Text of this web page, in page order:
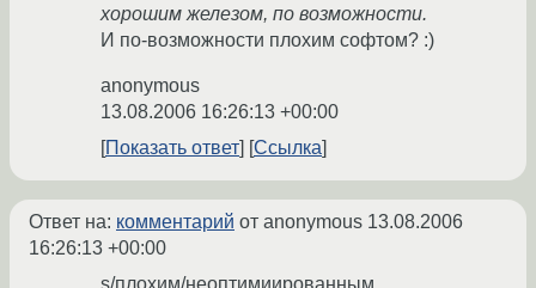
хорошим железом, по возможности.
И по-возможности плохим софтом? :)
anonymous
13.08.2006 16:26:13 +00:00
Показать ответ
Ссылка
Ответ на: комментарий от anonymous 13.08.2006
16:26:13 +00:00